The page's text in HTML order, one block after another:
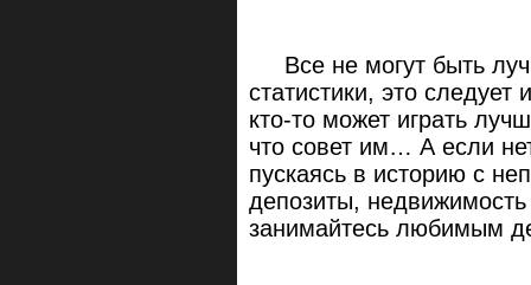
Все не могут быть
статистики, это следует
кто-то может играть
что совет им… А если
пускаясь в историю с
депозиты,
занимайтесь любимым